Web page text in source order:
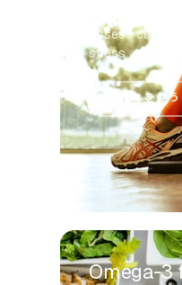
Assess
stress
ツールを使う
Omega-3